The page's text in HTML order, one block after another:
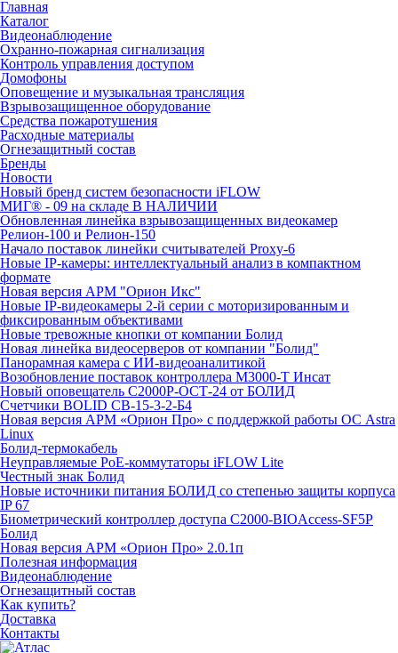
Главная
Каталог
Видеонаблюдение
Охранно-пожарная сигнализация
Контроль управления доступом
Домофоны
Оповещение и музыкальная трансляция
Взрывозащищенное оборудование
Средства пожаротушения
Расходные материалы
Огнезащитный состав
Бренды
Новости
Новый бренд систем безопасности iFLOW
МИГ® - 09 на складе В НАЛИЧИИ
Обновленная линейка взрывозащищенных видеокамер
Релион-100 и Релион-150
Начало поставок линейки считывателей Proxy-6
Новые IP-камеры: интеллектуальный анализ в компактном
формате
Новая версия АРМ "Орион Икс"
Новые IP-видеокамеры 2-й серии с моторизированным и
фиксированным объективами
Новые тревожные кнопки от компании Болид
Новая линейка видеосерверов от компании "Болид"
Панорамная камера с ИИ-видеоаналитикой
Возобновление поставок контроллера М3000-Т Инсат
Новый оповещатель С2000Р-ОСТ-24 от БОЛИД
Счетчики BOLID СВ-15-3-2-Б4
Новая версия АРМ «Орион Про» с поддержкой работы ОС Astra
Linux
Болид-термокабель
Неуправляемые PoE-коммутаторы iFLOW Lite
Честный знак Болид
Новые источники питания БОЛИД со степенью защиты корпуса
IP 67
Биометрический контроллер доступа С2000-BIOAccess-SF5P
Болид
Новая версия АРМ «Орион Про» 2.0.1п
Полезная информация
Видеонаблюдение
Огнезащитный состав
Как купить?
Доставка
Контакты